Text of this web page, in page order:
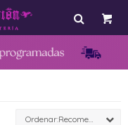
Recomendados